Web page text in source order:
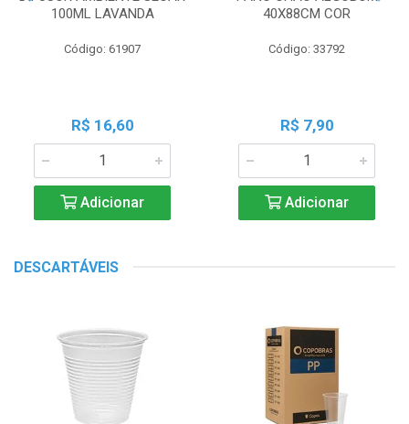
100ML LAVANDA
Código: 61907
R$ 16,60
Adicionar
40X88CM COR
Código: 33792
R$ 7,90
Adicionar
DESCARTÁVEIS